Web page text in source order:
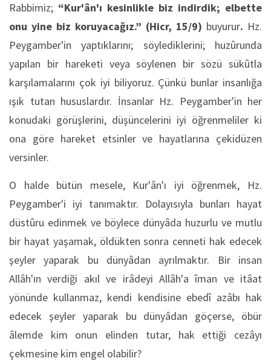
Rabbimiz; “Kur'ân'ı kesinlikle biz indirdik; elbette
onu yine biz koruyacağız.” (Hicr, 15/9) buyurur. Hz.
Peygamber'in yaptıklarını; söylediklerini; huzûrunda
yapılan bir hareketi veya söylenen bir sözü sükûtla
karşılamalarını çok iyi biliyoruz. Çünkü bunlar insanlığa
ışık tutan hususlardır. İnsanlar Hz. Peygamber'in her
konudaki görüşlerini, düşüncelerini iyi öğrenmeliler ki
ona göre hareket etsinler ve hayatlarına çekidüzen
versinler.
O halde bütün mesele, Kur'ân'ı iyi öğrenmek, Hz.
Peygamber'i iyi tanımaktır. Dolayısıyla bunları hayat
düstûru edinmek ve böylece dünyâda huzurlu ve mutlu
bir hayat yaşamak, öldükten sonra cenneti hak edecek
şeyler yaparak bu dünyâdan ayrılmaktır. Bir insan
Allâh'ın verdiği akıl ve irâdeyi Allâh'a îman ve itâat
yönünde kullanmaz, kendi kendisine ebedî azâbı hak
edecek şeyler yaparak bu dünyâdan göçerse, öbür
âlemde kim onun elinden tutar, hak ettiği cezâyı
çekmesine kim engel olabilir?